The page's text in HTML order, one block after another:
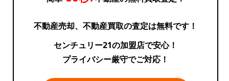
不動産売却、不動産買取の査定は無料です！
センチュリー21の加盟店で安心！
プライバシー厳守でご対応！